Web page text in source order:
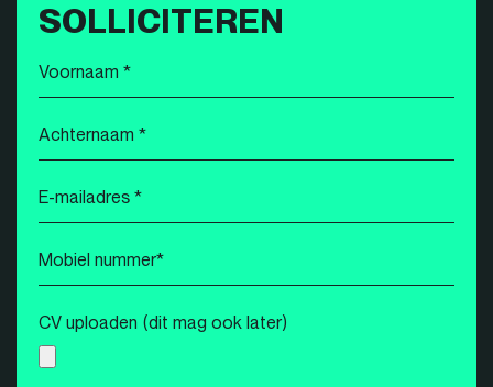
SOLLICITEREN
Voornaam
*
Achternaam
*
E-
mailadres
*
Mobiel
nummer
*
CV uploaden (dit mag ook later)